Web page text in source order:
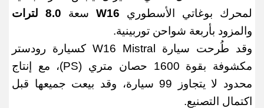
لمحرك بوغاتي الأسطوري W16 سعة 8.0
لترات
والمزود بأربعة شواحن توربينية.
وقد طُرحت سيارة W16 Mistral كسيارة رودستر
مكشوفة بقوة 1600 حصان متري (PS)
، مع إنتاج
محدود لا يتجاوز 99 سيارة، وقد بيعت جميعها قبل
اكتمال التصنيع.